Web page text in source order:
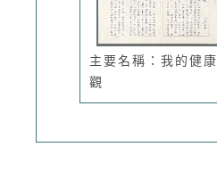
主要名稱：我的健康
觀